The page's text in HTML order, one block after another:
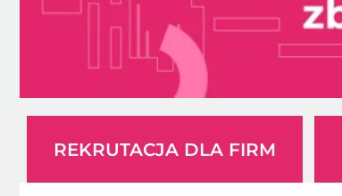
REKRUTACJA DLA FIRM